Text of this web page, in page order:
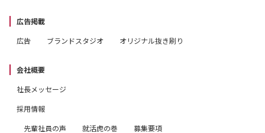
広告掲載
広告
ブランドスタジオ オリジナル抜き刷り
会社概要
社長メッセージ
採用情報
先輩社員の声
就活虎の巻
募集要項